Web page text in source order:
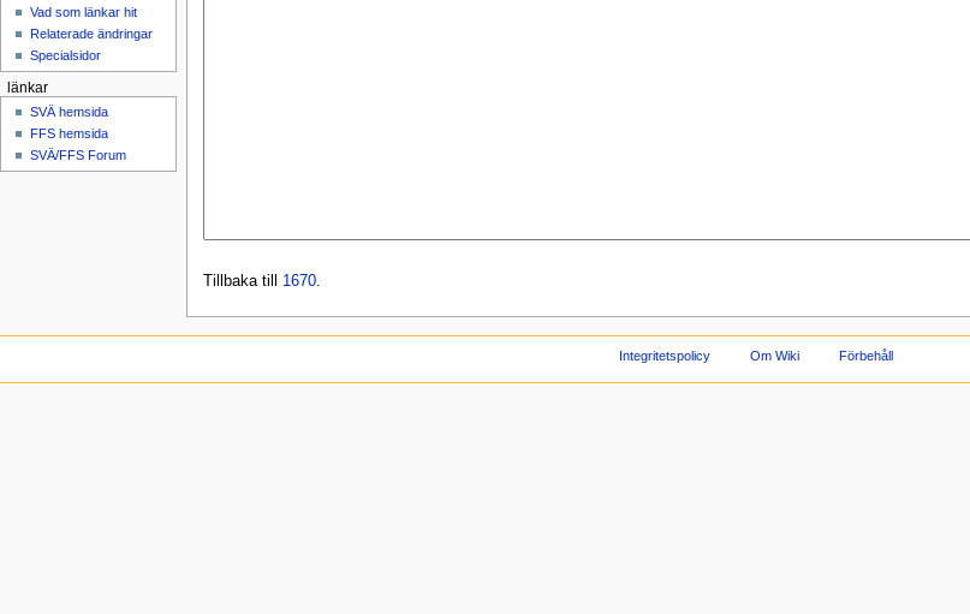
Tillbaka till 1670.
Vad som länkar hit
Relaterade ändringar
Specialsidor
länkar
SVÄ hemsida
FFS hemsida
SVÄ/FFS Forum
Integritetspolicy Om Wiki Förbehåll